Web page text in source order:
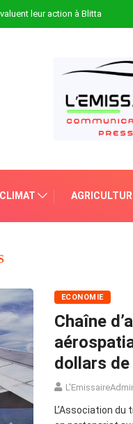
leur action à Blitta
CLIMAT
ECONOMIE
Chaîne
dollars
L’Association